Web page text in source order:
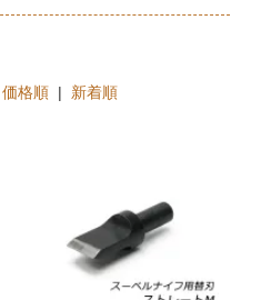
価格順| 新着順